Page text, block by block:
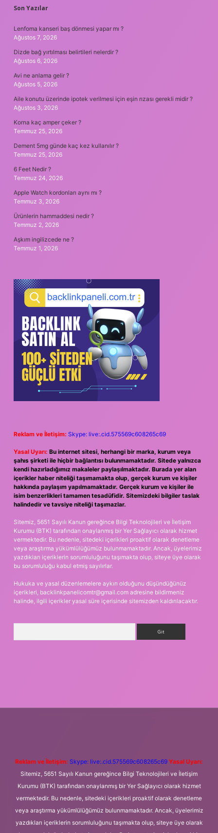
SIDEBAR
Son Yazılar
Lenfoma kanseri baş dönmesi yapar mı ?
Ağustos 7, 2026
Dizde bağ yırtılması belirtileri nelerdir ?
Ağustos 6, 2026
Avi ne anlama gelir ?
Ağustos 5, 2026
Aile konutu üzerinde ipotek verilmesi için eşin rızası gerekli midir ?
Ağustos 3, 2026
Korna kaç amper çeker ?
Temmuz 25, 2026
Dement 5mg günde kaç kez kullanılır ?
Temmuz 25, 2026
6 Feet Nedir ?
Temmuz 24, 2026
Apple Watch kordonları aynı mı ?
Temmuz 3, 2026
Ürünlerin hammaddesi nedir ?
Temmuz 2, 2026
Aşkım ingilizcede ne ?
Temmuz 1, 2026
Reklam ve İletişim: Skype: live:.cid.575569c608265c69
Yasal Uyarı: Bu internet sitesi, herhangi bir marka, kurum veya
şahıs şirketi ile hiçbir bağlantısı bulunmamaktadır. Sitede yalnızca
kendi hazırladığımız makaleler paylaşılmaktadır. Burada yer alan
içerikler haber niteliği taşımamakta olup, gerçek kurum ve kişiler
hakkında paylaşım yapılmamaktadır. Gerçek kurum ve kişiler ile
isim benzerlikleri tamamen tesadüfidir. Sitemizdeki bilgiler taslak
halindedir ve tavsiye niteliği taşımazlar.
Sitemiz, 5651 Sayılı Kanun gereğince Bilgi Teknolojileri ve İletişim
Kurumu (BTK) tarafından onaylanmış bir Yer Sağlayıcı olarak hizmet
vermektedir. Bu nedenle, sitedeki içerikleri proaktif olarak denetleme
veya araştırma yükümlülüğümüz bulunmamaktadır. Ancak, üyelerimiz
yazdıkları içeriklerin sorumluluğunu taşımakta olup, siteye üye olarak
bu sorumluluğu kabul etmiş sayılırlar.
Hukuka ve yasal düzenlemelere aykırı olduğunu düşündüğünüz
içerikleri, backlinkpanelicomtr@gmail.com adresine bildirmeniz
halinde, ilgili içerikler yasal süre içerisinde sitemizden kaldırılacaktır.
Reklam ve İletişim: Skype: live:.cid.575569c608265c69 Yasal Uyarı:
Sitemiz, 5651 Sayılı Kanun gereğince Bilgi Teknolojileri ve İletişim
Kurumu (BTK) tarafından onaylanmış bir Yer Sağlayıcı olarak hizmet
vermektedir. Bu nedenle, sitedeki içerikleri proaktif olarak denetleme
veya araştırma yükümlülüğümüz bulunmamaktadır. Ancak, üyelerimiz
yazdıkları içeriklerin sorumluluğunu taşımakta olup, siteye üye olarak